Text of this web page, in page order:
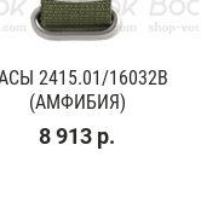
2415.01/16032В
(АМФИБИЯ)
8 913 р.